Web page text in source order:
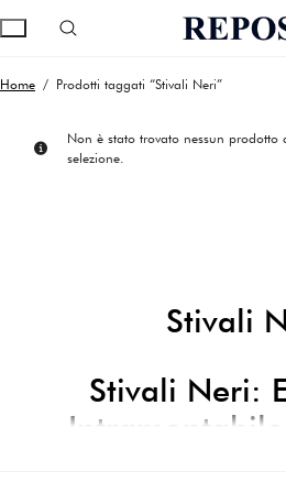
Home / Prodotti taggati “Stivali Neri”
Non è stato trovato nessun prodotto
selezione.
Stivali
Stivali Neri: